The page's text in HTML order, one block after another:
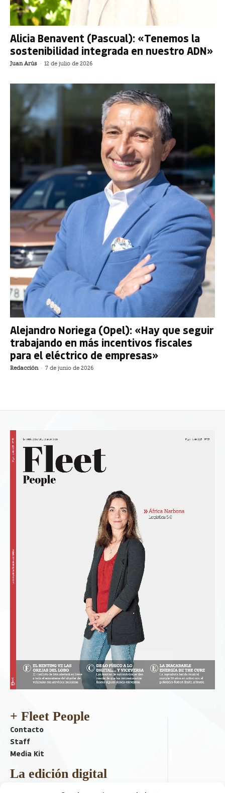
Alicia Benavent (Pascual): «Tenemos la
sostenibilidad integrada en nuestro ADN»
Juan Arús - 12 de julio de 2026
Alejandro Noriega (Opel): «Hay que seguir
trabajando en más incentivos fiscales
para el eléctrico de empresas»
Redacción - 7 de junio de 2026
+ Fleet People
Contacto
Staff
Media Kit
La edición digital
Descargar último ejemplar